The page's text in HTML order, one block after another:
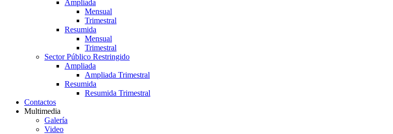
Ampliada
Mensual
Trimestral
Resumida
Mensual
Trimestral
Sector Público Restringido
Ampliada
Ampliada Trimestral
Resumida
Resumida Trimestral
Contactos
Multimedia
Galería
Video